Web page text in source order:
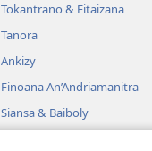
Tokantrano & Fitaizana
Tanora
Ankizy
Finoana An’Andriamanitra
Siansa & Baiboly